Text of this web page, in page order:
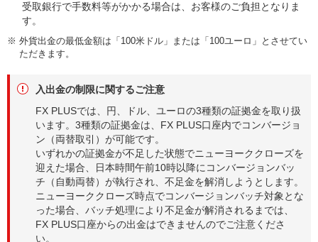
受取銀行で手数料等がかかる場合は、お客様のご負担となりま
す。
※ 外貨出金の最低金額は「100米ドル」または「100ユーロ」とさせてい
ただきます。
入出金の制限に関するご注意
FX PLUSでは、円、ドル、ユーロの3種類の証拠金を取り扱
います。3種類の証拠金は、FX PLUS口座内でコンバージョ
ン（両替取引）が可能です。
いずれかの証拠金が不足した状態でニューヨーククローズを
迎えた場合、日本時間午前10時以降にコンバージョンバッ
チ（自動両替）が執行され、不足金を解消しようとします。
ニューヨーククローズ時点でコンバージョンバッチ対象とな
った場合、バッチ処理により不足金が解消されるまでは、
FX PLUS口座からの出金はできませんのでご注意くださ
い。